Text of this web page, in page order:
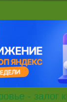
- залог